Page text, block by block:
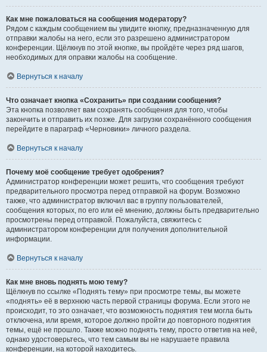
Как мне пожаловаться на сообщения модератору?
Рядом с каждым сообщением вы увидите кнопку, предназначенную для
отправки жалобы на него, если это разрешено администратором
конференции. Щёлкнув по этой кнопке, вы пройдёте через ряд шагов,
необходимых для оправки жалобы на сообщение.
Вернуться к началу
Что означает кнопка «Сохранить» при создании сообщения?
Эта кнопка позволяет вам сохранять сообщения для того, чтобы
закончить и отправить их позже. Для загрузки сохранённого сообщения
перейдите в параграф «Черновики» личного раздела.
Вернуться к началу
Почему моё сообщение требует одобрения?
Администратор конференции может решить, что сообщения требуют
предварительного просмотра перед отправкой на форум. Возможно
также, что администратор включил вас в группу пользователей,
сообщения которых, по его или её мнению, должны быть предварительно
просмотрены перед отправкой. Пожалуйста, свяжитесь с
администратором конференции для получения дополнительной
информации.
Вернуться к началу
Как мне вновь поднять мою тему?
Щёлкнув по ссылке «Поднять тему» при просмотре темы, вы можете
«поднять» её в верхнюю часть первой страницы форума. Если этого не
происходит, то это означает, что возможность поднятия тем могла быть
отключена, или время, которое должно пройти до повторного поднятия
темы, ещё не прошло. Также можно поднять тему, просто ответив на неё,
однако удостоверьтесь, что тем самым вы не нарушаете правила
конференции, на которой находитесь.